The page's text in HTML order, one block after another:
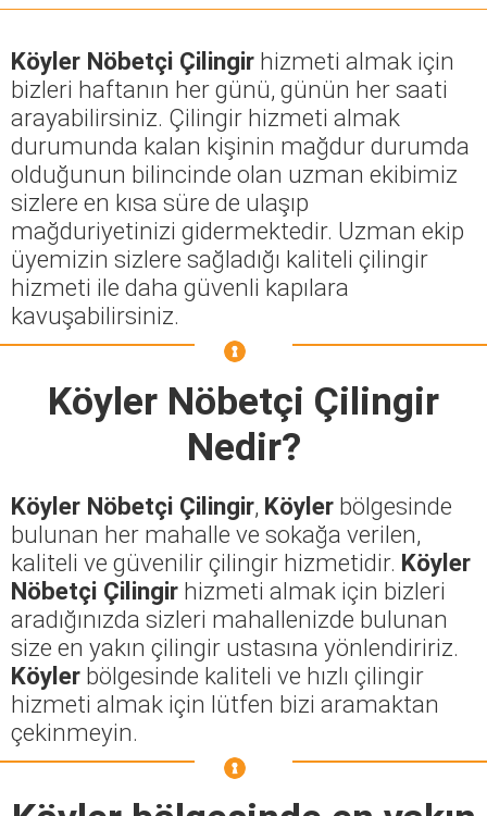
Köyler Nöbetçi Çilingir hizmeti almak için
bizleri haftanın her günü, günün her saati
arayabilirsiniz. Çilingir hizmeti almak
durumunda kalan kişinin mağdur durumda
olduğunun bilincinde olan uzman ekibimiz
sizlere en kısa süre de ulaşıp
mağduriyetinizi gidermektedir. Uzman ekip
üyemizin sizlere sağladığı kaliteli çilingir
hizmeti ile daha güvenli kapılara
kavuşabilirsiniz.
Köyler Nöbetçi Çilingir
Nedir?
Köyler Nöbetçi Çilingir, Köyler bölgesinde
bulunan her mahalle ve sokağa verilen,
kaliteli ve güvenilir çilingir hizmetidir. Köyler
Nöbetçi Çilingir hizmeti almak için bizleri
aradığınızda sizleri mahallenizde bulunan
size en yakın çilingir ustasına yönlendiririz.
Köyler bölgesinde kaliteli ve hızlı çilingir
hizmeti almak için lütfen bizi aramaktan
çekinmeyin.